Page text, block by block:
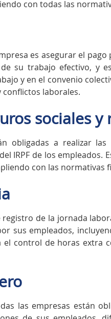
con todas las
es asegurar el
su trabajo efectivo, y
y en el convenio
conflictos laborales.
sociales y
obligadas a realizar
IRPF de los empleados.
con las normativas
de la jornada
sus empleados,
control de horas extra
las empresas están